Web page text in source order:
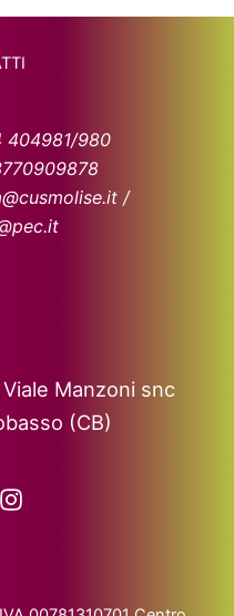
404981/980
/
Viale Manzoni snc
(CB)